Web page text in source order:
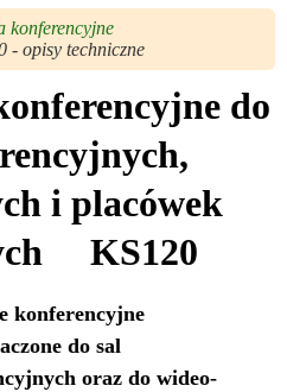
konferencyjne
- opisy techniczne
do
i placówek
KS120
konferencyjne
do sal
oraz do wideo-